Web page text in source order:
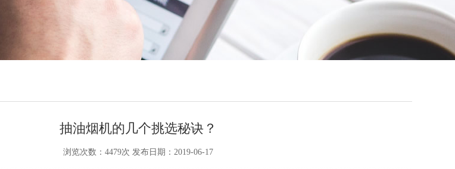
抽油烟机的几个挑选秘诀？
浏览次数：4479次 发布日期：2019-06-17